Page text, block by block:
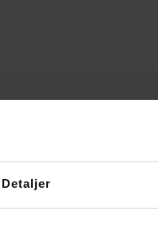
Detaljer